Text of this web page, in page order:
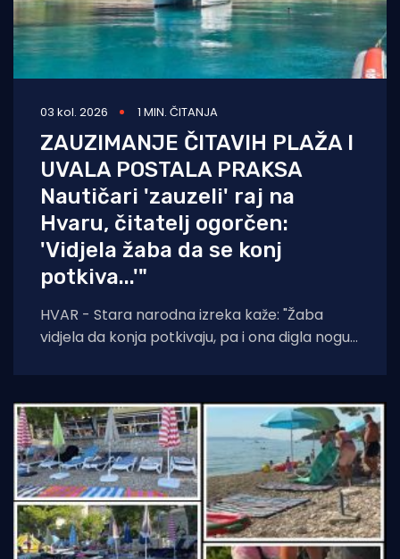
03 kol. 2026 1 MIN. ČITANJA
ZAUZIMANJE ČITAVIH PLAŽA I
UVALA POSTALA PRAKSA
Nautičari 'zauzeli' raj na
Hvaru, čitatelj ogorčen:
'Vidjela žaba da se konj
potkiva...'"
HVAR - Stara narodna izreka kaže: "Žaba
vidjela da konja potkivaju, pa i ona digla nogu."